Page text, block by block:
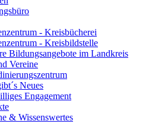
- Kreisbücherei
- Kreisbildstelle
Bildungsangebote im Landkreis
Vereine
Neues
Engagement
& Wissenswertes